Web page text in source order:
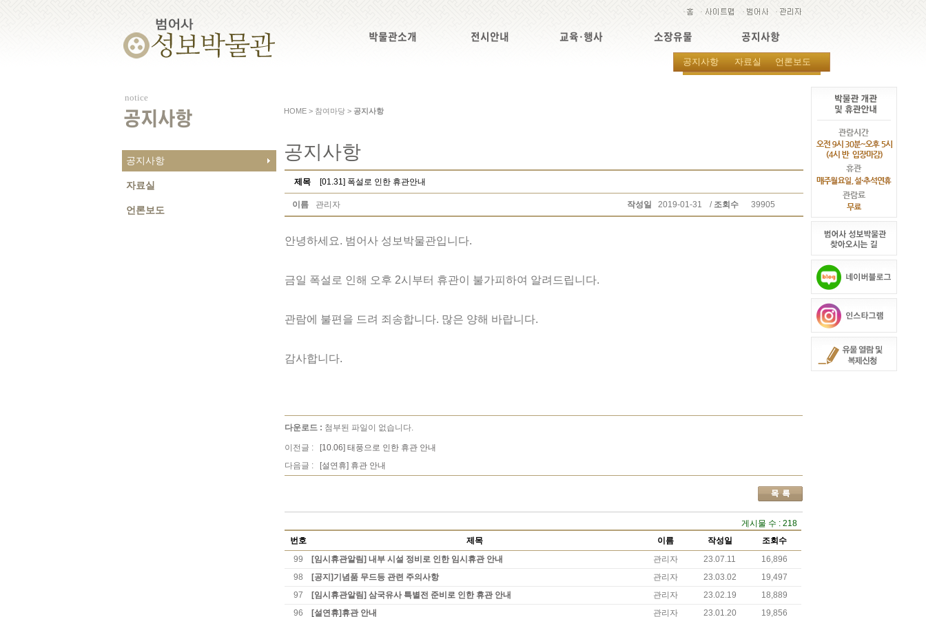
박물관소개 전시안내 교육·행사 소장유물 공지사항
공지사항 자료실 언론보도
notice
공지사항
공지사항
자료실
언론보도
HOME > 참여마당 > 공지사항
공지사항
제목 [01.31] 폭설로 인한 휴관안내
이름 관리자 작성일 2019-01-31 / 조회수 39905
안녕하세요. 범어사 성보박물관입니다.
금일 폭설로 인해 오후 2시부터 휴관이 불가피하여 알려드립니다.
관람에 불편을 드려 죄송합니다. 많은 양해 바랍니다.
감사합니다.
다운로드 : 첨부된 파일이 없습니다.
이전글 :
[10.06] 태풍으로 인한 휴관 안내
다음글 :
[설연휴] 휴관 안내
게시물 수 : 218
번호
제목 이름 작성일
조회수
99
[임시휴관알림] 내부 시설 정비로 인한 임시휴관 안내 관리자 23.07.11
16,896
98
[공지]기념품 무드등 관련 주의사항 관리자 23.03.02
19,497
97
[임시휴관알림] 삼국유사 특별전 준비로 인한 휴관 안내 관리자 23.02.19
18,889
96
[설연휴]휴관 안내 관리자 23.01.20 19,856